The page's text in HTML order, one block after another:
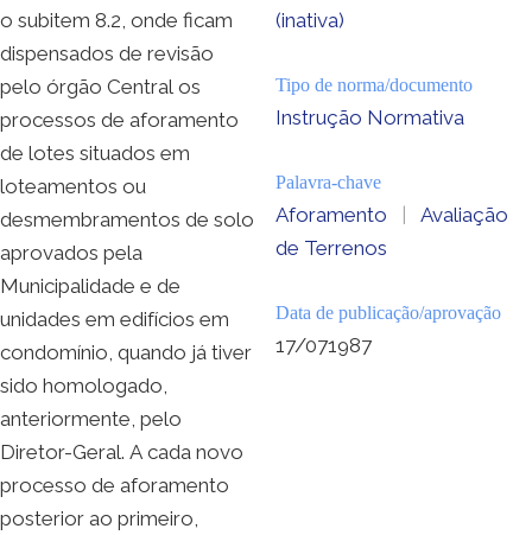
o subitem 8.2, onde ficam
dispensados de revisão
pelo órgão Central os
processos de aforamento
de lotes situados em
loteamentos ou
desmembramentos de solo
aprovados pela
Municipalidade e de
unidades em edifícios em
condomínio, quando já tiver
sido homologado,
anteriormente, pelo
Diretor-Geral. A cada novo
processo de aforamento
posterior ao primeiro,
(inativa)
Tipo de norma/documento
Instrução Normativa
Palavra-chave
Aforamento |
Avaliação
de Terrenos
Data de publicação/aprovação
17/071987